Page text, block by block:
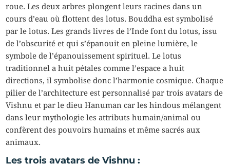
roue. Les deux arbres plongent leurs racines dans un
cours d’eau où flottent des lotus. Bouddha est symbolisé
par le lotus. Les grands livres de l’Inde font du lotus, issu
de l’obscurité et qui s’épanouit en pleine lumière, le
symbole de l’épanouissement spirituel. Le lotus
traditionnel a huit pétales comme l’espace a huit
directions, il symbolise donc l’harmonie cosmique. Chaque
pilier de l’architecture est personnalisé par trois avatars de
Vishnu et par le dieu Hanuman car les hindous mélangent
dans leur mythologie les attributs humain/animal ou
confèrent des pouvoirs humains et même sacrés aux
animaux.
Les trois avatars de Vishnu :